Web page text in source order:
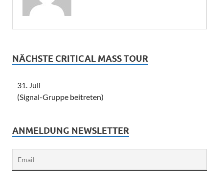
NÄCHSTE CRITICAL MASS TOUR
31. Juli
(Signal-Gruppe beitreten)
ANMELDUNG NEWSLETTER